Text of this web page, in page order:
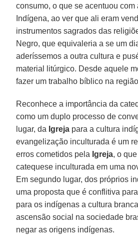
consumo, o que se acentuou com
Indígena, ao ver que ali eram
instrumentos sagrados das
Negro, que equivaleria a se um
aderíssemos a outra cultura e
material litúrgico. Desde aquele
fazer um trabalho bíblico na
Reconhece a importância da
como um duplo processo de
lugar, da Igreja para a cultura
evangelização inculturada é um
erros cometidos pela Igreja, o
catequese inculturada em uma
Em segundo lugar, dos próprios
uma proposta que é conflitiva
para os indígenas a cultura
ascensão social na sociedade
negar as origens indígenas.